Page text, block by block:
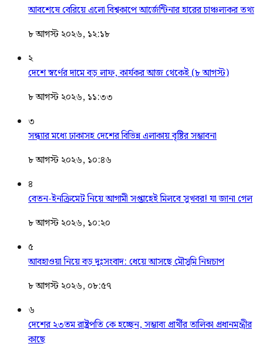
আবশেষে বেরিয়ে এলো বিশ্বকাপে আর্জেন্টিনার হারের চাঞ্চল্যকর তথ্য
৮ আগস্ট ২০২৬, ১২:১৮
২
দেশে স্বর্ণের দামে বড় লাফ, কার্যকর আজ থেকেই (৮ আগস্ট)
৮ আগস্ট ২০২৬, ১১:৩৩
৩
সন্ধ্যার মধ্যে ঢাকাসহ দেশের বিভিন্ন এলাকায় বৃষ্টির সম্ভাবনা
৮ আগস্ট ২০২৬, ১০:৪৬
৪
বেতন-ইনক্রিমেট নিয়ে আগামী সপ্তাহেই মিলবে সুখবর! যা জানা গেল
৮ আগস্ট ২০২৬, ১০:২০
৫
আবহাওয়া নিয়ে বড় দুঃসংবাদ: ধেয়ে আসছে মৌসুমি নিম্নচাপ
৮ আগস্ট ২০২৬, ০৮:৫৭
৬
দেশের ২৩তম রাষ্ট্রপতি কে হচ্ছেন, সম্ভাব্য প্রার্থীর তালিকা প্রধানমন্ত্রীর
কাছে